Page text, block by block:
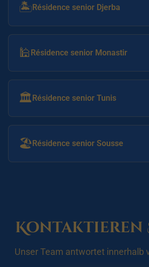
🏝️Résidence senior Djerba
🕌 Résidence senior Monastir
🏛️Résidence senior Tunis
🏖️Résidence senior Sousse
Kontaktieren
Unser Team antwortet innerhalb